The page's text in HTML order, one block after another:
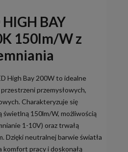
BAY
150lm/W z
High Bay 200W to idealne
przemysłowych,
Charakteryzuje się
150lm/W, możliwością
1-10V) oraz trwałą
Dzięki neutralnej barwie światła
komfort pracy i doskonałą